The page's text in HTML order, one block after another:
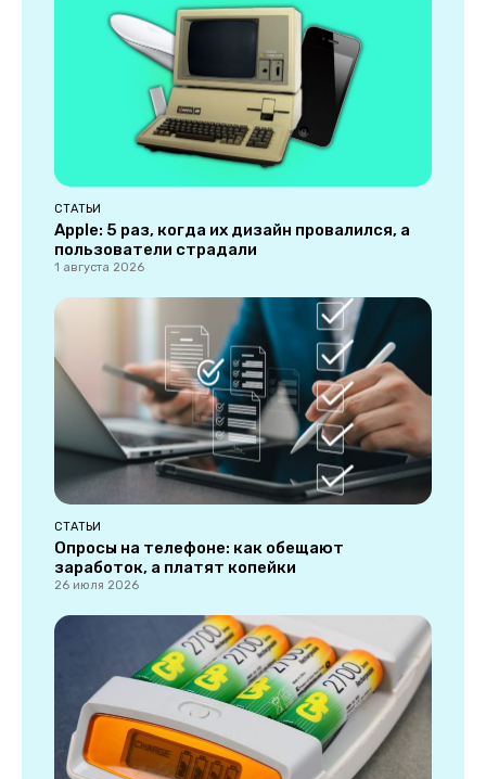
СТАТЬИ
Apple: 5 раз, когда их дизайн провалился, а
пользователи страдали
1 августа 2026
СТАТЬИ
Опросы на телефоне: как обещают
заработок, а платят копейки
26 июля 2026